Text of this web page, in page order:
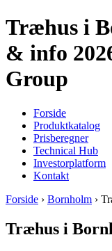
Træhus i
& info
Group
Forside
Produktkatalog
Prisberegner
Technical Hub
Investorplatform
Kontakt
Forside › Bornholm ›
Træhus i